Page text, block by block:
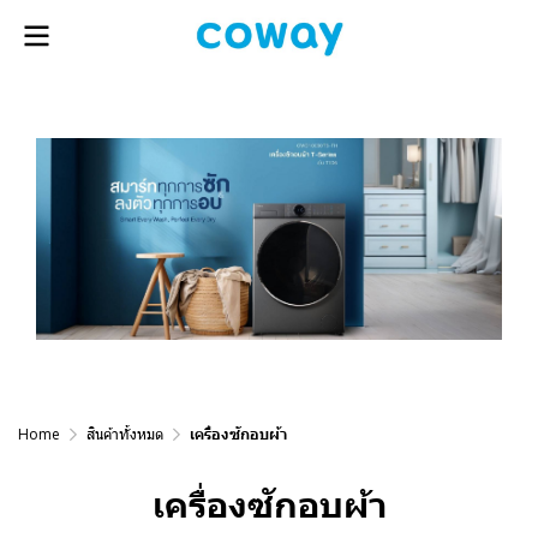
Home สินค้าทั้งหมด เครื่องซักอบผ้า
เครื่องซักอบผ้า